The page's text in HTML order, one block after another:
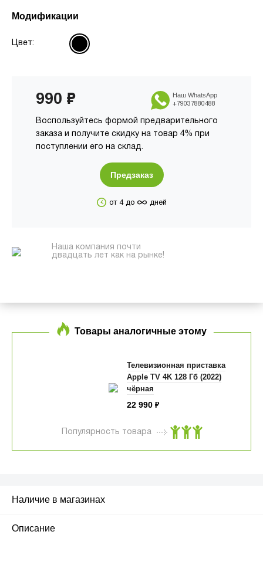
Модификации
Цвет:
990 ₽
Воспользуйтесь формой предварительного
заказа и получите скидку на товар 4% при
поступлении его на склад.
Наш WhatsApp
+79037880488
Предзаказ
от 4 до ∞ дней
Наша компания почти
двадцать лет как на рынке!
Товары аналогичные этому
Телевизионная приставка
Apple TV 4K 128 Гб (2022)
чёрная
22 990 ₽
Популярность товара
Наличие в магазинах
Описание